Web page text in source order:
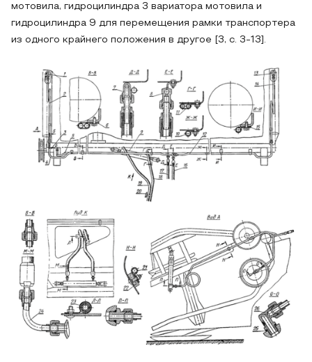
мотовила, гидроцилиндра 3 вариатора мотовила и
гидроцилиндра 9 для перемещения рамки транспортера
из одного крайнего положения в другое [3, с. 3-13].